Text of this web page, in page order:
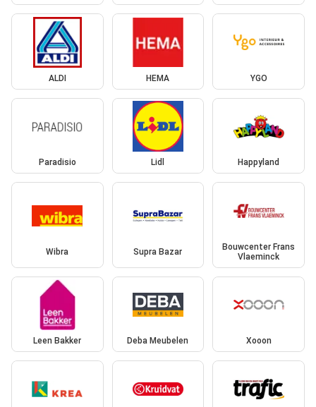
ALDI HEMA YGO
Paradisio Lidl Happyland
Wibra Supra Bazar
Bouwcenter Frans
Vlaeminck
Leen Bakker Deba Meubelen Xooon